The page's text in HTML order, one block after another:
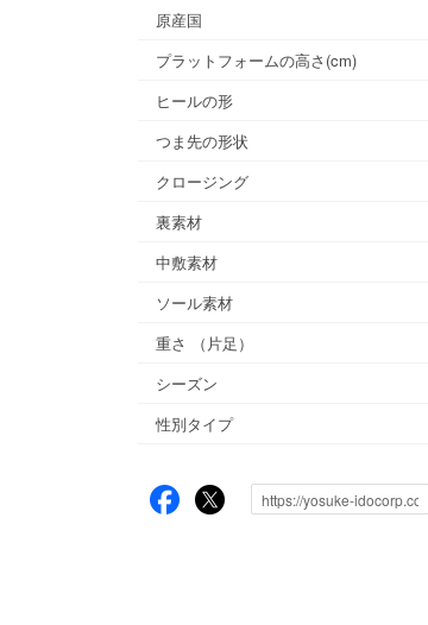
原産国
プラットフォームの高さ(cm)
ヒールの形
つま先の形状
クロージング
裏素材
中敷素材
ソール素材
重さ
（片足）
シーズン
性別タイプ